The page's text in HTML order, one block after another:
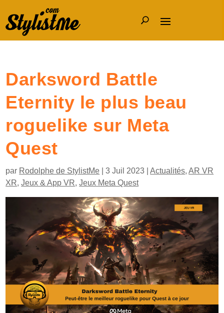
Darksword Battle
Eternity le plus beau
roguelike sur Meta
Quest
par Rodolphe de StylistMe |3 Juil 2023 |Actualités,AR VR
XR,Jeux & App VR,Jeux Meta Quest